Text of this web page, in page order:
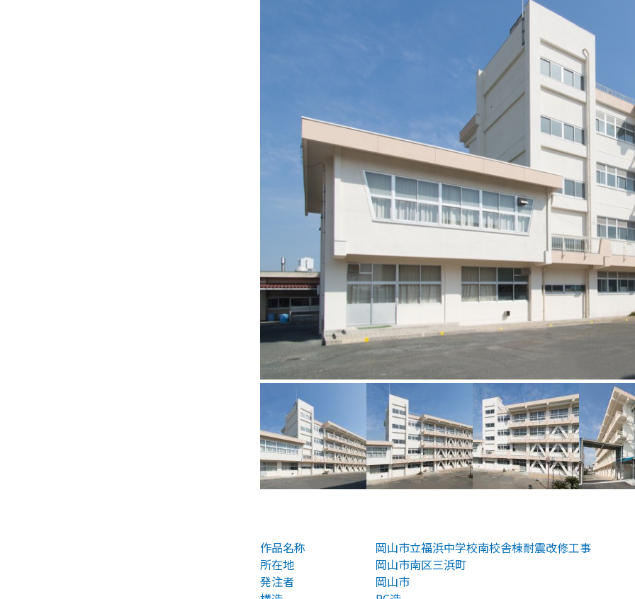
作品名称
岡山市立福浜中学校南校舎棟耐震改修工事
所在地
岡山市南区三浜町
発注者
岡山市